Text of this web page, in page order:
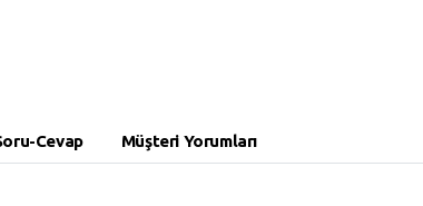
Cevap Müşteri Yorumları